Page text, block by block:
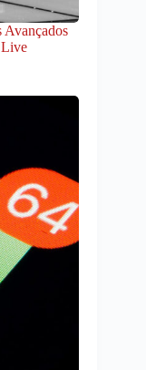
Avançados
Live